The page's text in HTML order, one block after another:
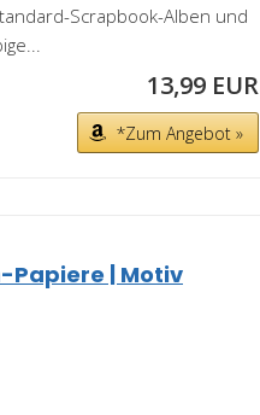
Scrapbook-Alben und
13,99 EUR
*Zum Angebot »
Papiere | Motiv